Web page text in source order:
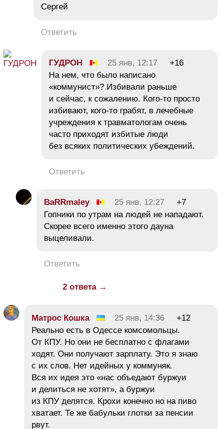
Сергей
Ответить
ГУДРОН 25 янв, 12:17
+16
На нем, что было написано
«коммунист»? Избивали раньше
и сейчас, к сожалению. Кого-то просто
избивают, кого-то грабят, в лечебные
учреждения к травматологам очень
часто приходят избитые люди
без всяких политических убеждений.
Ответить
BaRRmaley 25 янв, 12:27
+7
Гопники по утрам на людей не нападают.
Скорее всего именно этого дауна
выцеливали.
Ответить
2 ответа →
Матрос Кошка 25 янв, 14:36
+12
Реально есть в Одессе комсомольцы.
От КПУ. Но они не бесплатно с флагами
ходят. Они получают зарплату. Это я знаю
с их слов. Нет идейных у коммуняк.
Вся их идея это «нас объедают буржуи
и делиться не хотят», а буржуи
из КПУ делятся. Крохи конечно но на пиво
хватает. Те же бабульки глотки за пенсии
рвут.